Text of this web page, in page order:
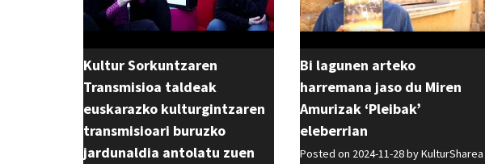
Kultur Sorkuntzaren
Transmisioa taldeak
euskarazko kulturgintzaren
transmisioari buruzko
jardunaldia antolatu zuen
Bi lagunen arteko
harremana jaso du Miren
Amurizak ‘Pleibak’
eleberrian
Posted on 2024-11-28 byKulturSharea